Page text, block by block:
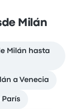
Milán
Milán hasta
a Venecia
París